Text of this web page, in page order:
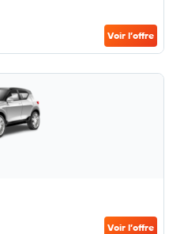
Voir l’offre
Voir l’offre